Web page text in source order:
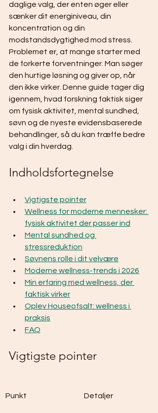
daglige valg, der enten øger eller
sænker dit energiniveau, din
koncentration og din
modstandsdygtighed mod stress.
Problemet er, at mange starter med
de forkerte forventninger. Man søger
den hurtige løsning og giver op, når
den ikke virker. Denne guide tager dig
igennem, hvad forskning faktisk siger
om fysisk aktivitet, mental sundhed,
søvn og de nyeste evidensbaserede
behandlinger, så du kan træffe bedre
valg i din hverdag.
Indholdsfortegnelse
Vigtigste pointer
Wellness for moderne mennesker:
fysisk aktivitet der passer ind
Mental sundhed og
stressreduktion
Søvnens rolle i dit velvære
Moderne wellness-trends i 2026
Min erfaring med wellness, der
faktisk virker
Oplev Houseofsalt: wellness i
praksis
FAQ
Vigtigste pointer
Punkt Detaljer